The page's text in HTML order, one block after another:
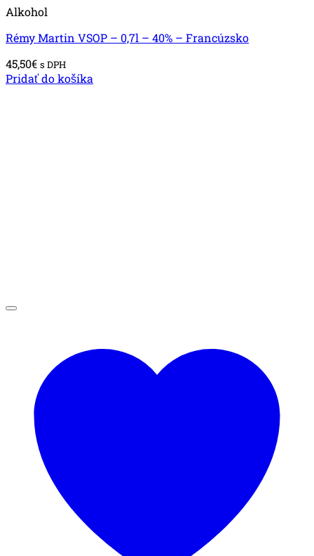
Alkohol
Rémy Martin VSOP – 0,7l – 40% – Francúzsko
45,50€ s DPH
Pridať do košíka